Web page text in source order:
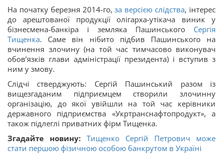
На початку березня 2014-го,за версією слідства, інтерес
до арештованої продукції олігарха-утікача виник у
бізнесмена-банкіра і земляка Пашинського Сергія
Тищенка. Саме він нібито підбив Пашинського на
вчинення злочину (на той час тимчасово виконувач
обов’язків глави адміністрації президента) і вступив з
ним у змову.
Слідчі стверджують: Сергій Пашинський разом із
вищезгаданим підприємцем створили злочинну
організацію, до якої увійшли на той час керівники
державного підприємства «Укртранснафтопродукт», а
також підлеглі приватних фірм Тищенка.
Згадайте новину: Тищенко Сергій Петрович може
стати першою фізичною особою банкрутом в Україні